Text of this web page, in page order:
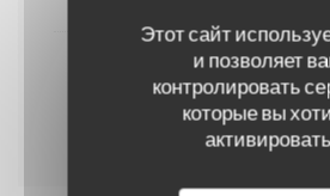
Этот сайт
и позволяет
контролировать
которые вы
активировать
Crème
6,90 EUR